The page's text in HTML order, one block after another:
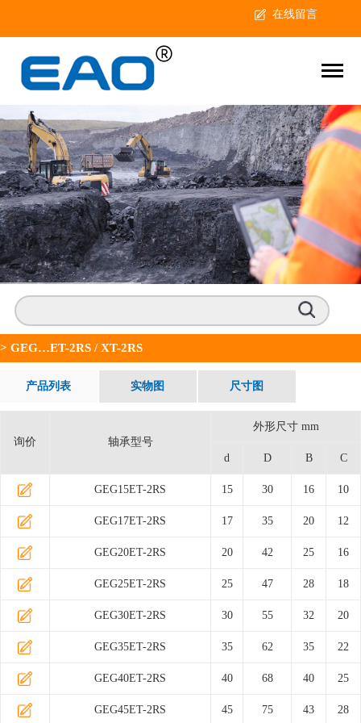
在线留言
> GEG…ET-2RS / XT-2RS
产品列表 实物图 尺寸图
询价 轴承型号
外形尺寸 mm
d D B C
GEG15ET-2RS 15 30 16 10
GEG17ET-2RS 17 35 20 12
GEG20ET-2RS 20 42 25 16
GEG25ET-2RS 25 47 28 18
GEG30ET-2RS 30 55 32 20
GEG35ET-2RS 35 62 35 22
GEG40ET-2RS 40 68 40 25
GEG45ET-2RS 45 75 43 28